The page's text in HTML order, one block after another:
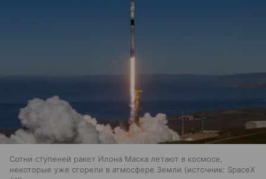
Сотни ступеней ракет Илона Маска летают в космосе,
некоторые уже сгорели в атмосфере Земли
источник: SpaceX